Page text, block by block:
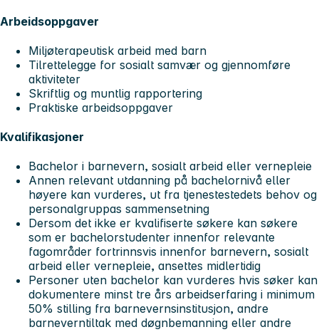
Arbeidsoppgaver
Miljøterapeutisk arbeid med barn
Tilrettelegge for sosialt samvær og gjennomføre
aktiviteter
Skriftlig og muntlig rapportering
Praktiske arbeidsoppgaver
Kvalifikasjoner
Bachelor i barnevern, sosialt arbeid eller vernepleie
Annen relevant utdanning på bachelornivå eller
høyere kan vurderes, ut fra tjenestestedets behov og
personalgruppas sammensetning
Dersom det ikke er kvalifiserte søkere kan søkere
som er bachelorstudenter innenfor relevante
fagområder fortrinnsvis innenfor barnevern, sosialt
arbeid eller vernepleie, ansettes midlertidig
Personer uten bachelor kan vurderes hvis søker kan
dokumentere minst tre års arbeidserfaring i minimum
50% stilling fra barnevernsinstitusjon, andre
barneverntiltak med døgnbemanning eller andre